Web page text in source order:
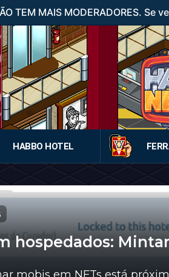
TEM MAIS MODERADORES.
HABBO HOTEL
hospedados: